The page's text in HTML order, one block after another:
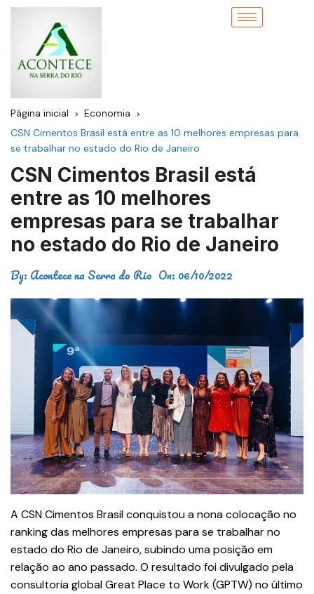
Página inicial
Economia
CSN Cimentos Brasil está entre as 10 melhores empresas para
se trabalhar no estado do Rio de Janeiro
CSN Cimentos Brasil está
entre as 10 melhores
empresas para se trabalhar
no estado do Rio de Janeiro
By: Acontece na Serra do Rio On: 06/10/2022
A CSN Cimentos Brasil conquistou a nona colocação no
ranking das melhores empresas para se trabalhar no
estado do Rio de Janeiro, subindo uma posição em
relação ao ano passado. O resultado foi divulgado pela
consultoria global Great Place to Work (GPTW) no último